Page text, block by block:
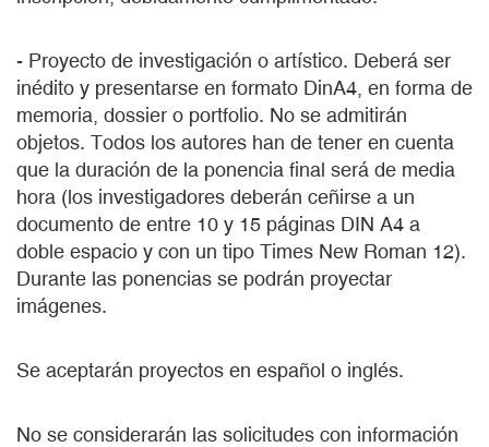
- Proyecto de investigación o artístico. Deberá ser
inédito y presentarse en formato DinA4, en forma de
memoria, dossier o portfolio. No se admitirán
objetos. Todos los autores han de tener en cuenta
que la duración de la ponencia final será de media
hora (los investigadores deberán ceñirse a un
documento de entre 10 y 15 páginas DIN A4 a
doble espacio y con un tipo Times New Roman 12).
Durante las ponencias se podrán proyectar
imágenes.
Se aceptarán proyectos en español o inglés.
No se considerarán las solicitudes con información